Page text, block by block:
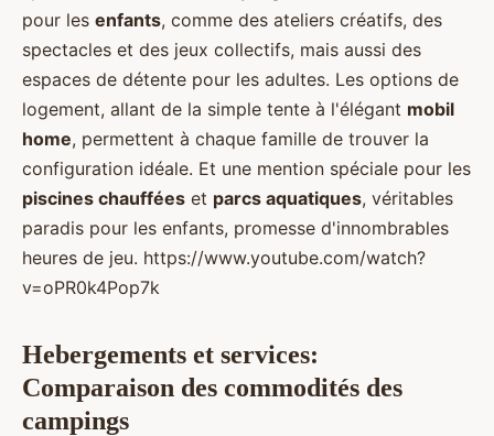
pour les enfants, comme des ateliers créatifs, des
spectacles et des jeux collectifs, mais aussi des
espaces de détente pour les adultes. Les options de
logement, allant de la simple tente à l'élégant mobil
home, permettent à chaque famille de trouver la
configuration idéale. Et une mention spéciale pour les
piscines chauffées et parcs aquatiques, véritables
paradis pour les enfants, promesse d'innombrables
heures de jeu. https://www.youtube.com/watch?
v=oPR0k4Pop7k
Hebergements et services:
Comparaison des commodités des
campings